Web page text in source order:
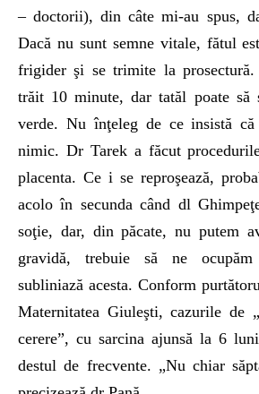
– doctorii), din câte mi-au spus,
Dacă nu sunt semne vitale, fătul
frigider şi se trimite la prosectură.
trăit 10 minute, dar tatăl poate să
verde. Nu înţeleg de ce insistă
nimic. Dr Tarek a făcut
placenta. Ce i se re­pro­şea­ză,
acolo în secunda când dl
soţie, dar, din păcate, nu putem
gravidă, trebuie să ne
subliniază acesta. Conform
Maternitatea Giuleşti, cazurile de
cerere”, cu sarcina ajunsă la 6
destul de frecvente. „Nu chiar